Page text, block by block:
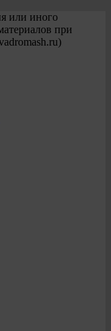
или иного
при